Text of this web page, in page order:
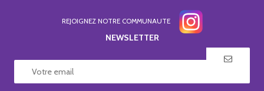
REJOIGNEZ NOTRE COMMUNAUTE
NEWSLETTER